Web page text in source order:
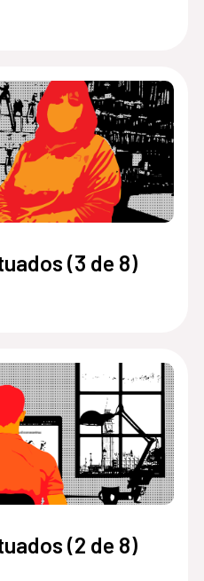
(3 de 8)
(2 de 8)